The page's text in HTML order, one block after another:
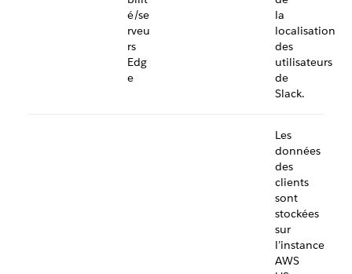
é/se
rveu
rs
Edg
e
la
localisation
des
utilisateurs
de
Slack.
Les
données
des
clients
sont
stockées
sur
l’instance
AWS